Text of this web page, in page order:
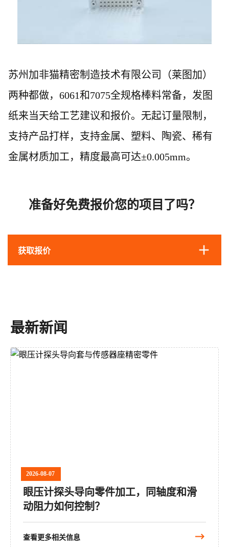
苏州加非猫精密制造技术有限公司（莱图加）
两种都做， 6061和7075全规格棒料常备，发图
纸来当天给工艺建议和报价。 无起订量限制，
支持产品打样，支持金属、塑料、陶瓷、稀有
金属材质加工，精度最高可达±0.005mm。
准备好免费报价您的项目了吗？
获取报价
最新新闻
2026-08-07
眼压计探头导向零件加工，同轴度和滑
动阻力如何控制？
查看更多相关信息